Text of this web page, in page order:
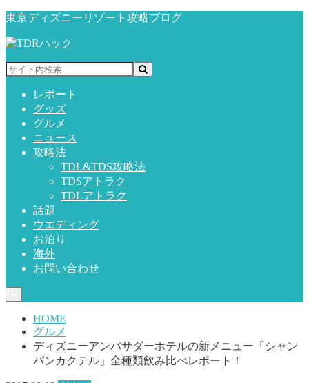
東京ディズニーリゾート攻略ブログ
レポート
グッズ
グルメ
ニュース
攻略法
TDL&TDS攻略法
TDSアトラク
TDLアトラク
話題
ウエディング
お泊り
海外
お問い合わせ
HOME
グルメ
ディズニーアンバサダーホテルの新メニュー「シャン
パンカクテル」全種類飲み比べレポート！